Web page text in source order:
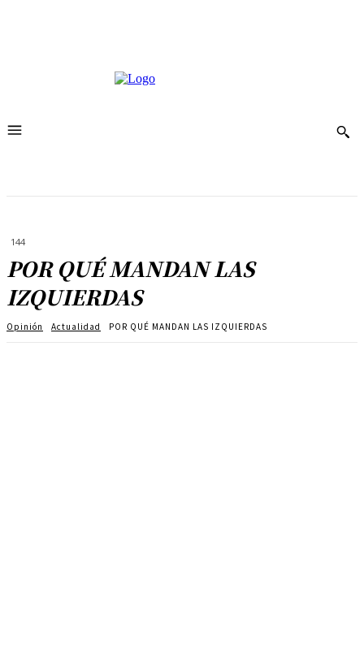
144
POR QUÉ MANDAN LAS
IZQUIERDAS
Opinión Actualidad POR QUÉ MANDAN LAS IZQUIERDAS